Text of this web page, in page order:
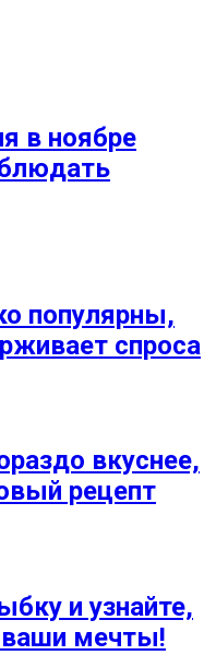
в ноябре
популярны,
спроса
вкуснее,
рецепт
и узнайте,
ваши мечты!